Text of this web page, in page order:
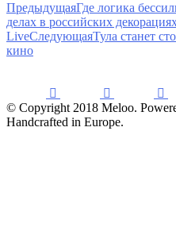
ПредыдущаяГде логика
делах в российских
LiveСледующаяТула станет
кино
© Copyright 2018 Meloo.
Handcrafted in Europe.